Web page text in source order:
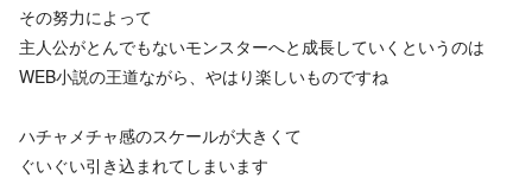
その努力によって
主人公がとんでもないモンスターへと成長していくというのは
WEB小説の王道ながら、やはり楽しいものですね
ハチャメチャ感のスケールが大きくて
ぐいぐい引き込まれてしまいます